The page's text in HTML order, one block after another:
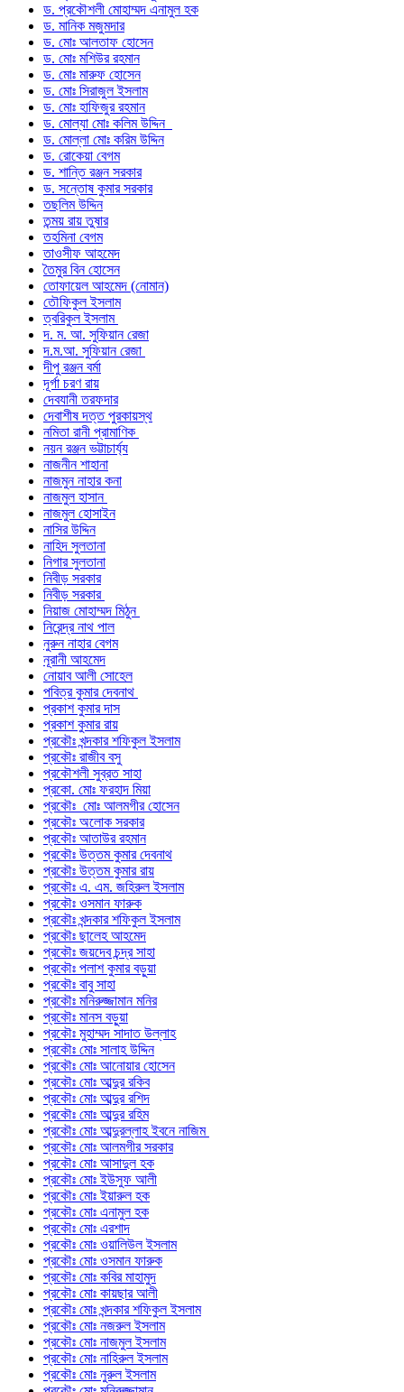
ড. প্রকৌশলী মোহাম্মদ এনামুল হক
ড. মানিক মজুমদার
ড. মোঃ আলতাফ হোসেন
ড. মোঃ মশিউর রহমান
ড. মোঃ মারুফ হোসেন
ড. মোঃ সিরাজুল ইসলাম
ড. মোঃ হাফিজুর রহমান
ড. মোল্যা মোঃ কলিম উদ্দিন
ড. মোল্লা মোঃ করিম উদ্দিন
ড. রোকেয়া বেগম
ড. শান্তি রঞ্জন সরকার
ড. সন্তোষ কুমার সরকার
তছলিম উদ্দিন
তন্ময় রায় তুষার
তহমিনা বেগম
তাওসীফ আহমেদ
তৈমুর বিন হোসেন
তোফায়েল আহমেদ (নোমান)
তৌফিকুল ইসলাম
ত্বরিকুল ইসলাম
দ. ম. আ. সুফিয়ান রেজা
দ.ম.আ. সুফিয়ান রেজা
দীপু রঞ্জন বর্মা
দূর্গা চরণ রায়
দেবযানী তরফদার
দেবাশীষ দত্ত পুরকায়স্থ
নমিতা রানী প্রামাণিক
নয়ন রঞ্জন ভট্টাচার্য্য
নাজনীন শাহানা
নাজমুন নাহার কনা
নাজমুল হাসান
নাজমুল হোসাইন
নাসির উদ্দিন
নাহিদ সুলতানা
নিগার সুলতানা
নিবীড় সরকার
নিবীড় সরকার
নিয়াজ মোহাম্মদ মিঠুন
নিরেন্দ্র নাথ পাল
নুরুন নাহার বেগম
নূরানী আহমেদ
নোয়াব আলী সোহেল
পবিত্র কুমার দেবনাথ
প্রকাশ কুমার দাস
প্রকাশ কুমার রায়
প্রকৌঃ খন্দকার শফিকুল ইসলাম
প্রকৌঃ রাজীব বসু
প্রকৌশলী সুব্রত সাহা
প্রকো. মোঃ ফরহাদ মিয়া
প্রকৌঃ মোঃ আলমগীর হোসেন
প্রকৌঃ অলোক সরকার
প্রকৌঃ আতাউর রহমান
প্রকৌঃ উত্তম কুমার দেবনাথ
প্রকৌঃ উত্তম কুমার রায়
প্রকৌঃ এ. এম. জহিরুল ইসলাম
প্রকৌঃ ওসমান ফারুক
প্রকৌঃ খন্দকার শফিকুল ইসলাম
প্রকৌঃ ছালেহ আহমেদ
প্রকৌঃ জয়দেব চন্দ্র সাহা
প্রকৌঃ পলাশ কুমার বড়ুয়া
প্রকৌঃ বাবু সাহা
প্রকৌঃ মনিরুজ্জামান মনির
প্রকৌঃ মানস বড়ুয়া
প্রকৌঃ মুহাম্মদ সাদাত উল্লাহ
প্রকৌঃ মোঃ সালাহ উদ্দিন
প্রকৌঃ মোঃ আনোয়ার হোসেন
প্রকৌঃ মোঃ আব্দুর রকিব
প্রকৌঃ মোঃ আব্দুর রশিদ
প্রকৌঃ মোঃ আব্দুর রহিম
প্রকৌঃ মোঃ আব্দুরল্লাহ ইবনে নাজিম
প্রকৌঃ মোঃ আলমগীর সরকার
প্রকৌঃ মোঃ আসাদুল হক
প্রকৌঃ মোঃ ইউসুফ আলী
প্রকৌঃ মোঃ ইয়ারুল হক
প্রকৌঃ মোঃ এনামুল হক
প্রকৌঃ মোঃ এরশাদ
প্রকৌঃ মোঃ ওয়ালিউল ইসলাম
প্রকৌঃ মোঃ ওসমান ফারুক
প্রকৌঃ মোঃ কবির মাহামুদ
প্রকৌঃ মোঃ কায়ছার আলী
প্রকৌঃ মোঃ খন্দকার শফিকুল ইসলাম
প্রকৌঃ মোঃ নজরুল ইসলাম
প্রকৌঃ মোঃ নাজমুল ইসলাম
প্রকৌঃ মোঃ নাহিরুল ইসলাম
প্রকৌঃ মোঃ নুরুল ইসলাম